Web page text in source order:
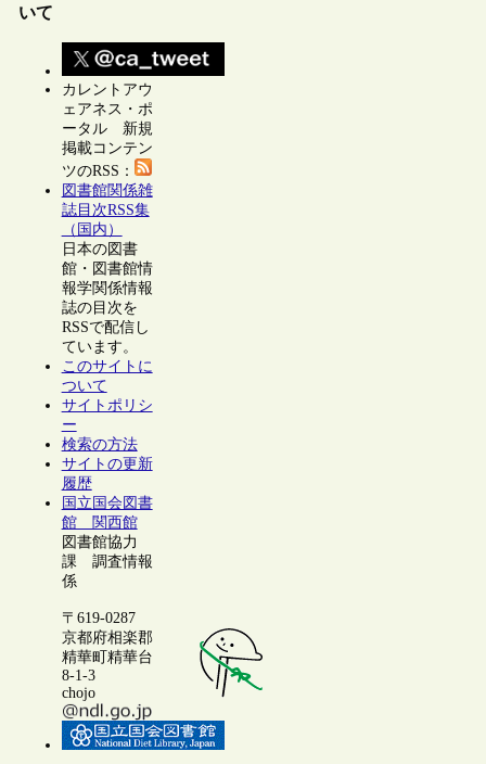
いて
カレントアウ
ェアネス・ポ
ータル 新規
掲載コンテン
ツのRSS：
図書館関係雑
誌目次RSS集
（国内）
日本の図書
館・図書館情
報学関係情報
誌の目次を
RSSで配信し
ています。
このサイトに
ついて
サイトポリシ
ー
検索の方法
サイトの更新
履歴
国立国会図書
館 関西館
図書館協力
課 調査情報
係
〒619-0287
京都府相楽郡
精華町精華台
8-1-3
chojo